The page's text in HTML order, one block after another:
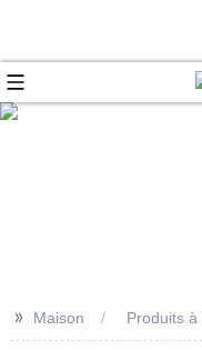
>> Maison Produits